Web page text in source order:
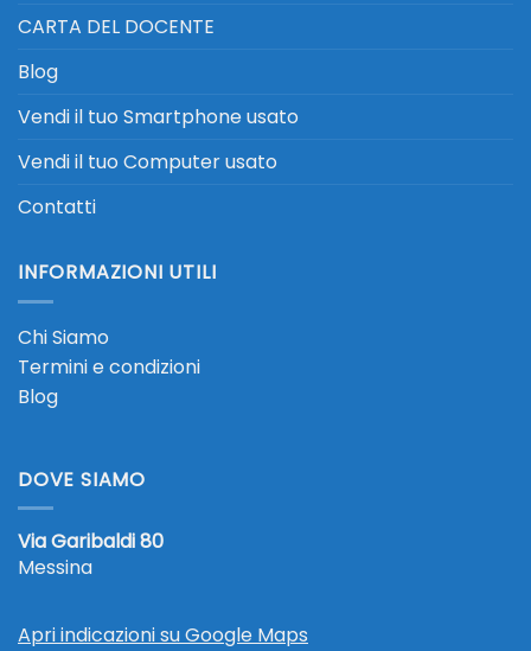
CARTA DEL DOCENTE
Blog
Vendi il tuo Smartphone usato
Vendi il tuo Computer usato
Contatti
INFORMAZIONI UTILI
Chi Siamo
Termini e condizioni
Blog
DOVE SIAMO
Via Garibaldi 80
Messina
Apri indicazioni su Google Maps